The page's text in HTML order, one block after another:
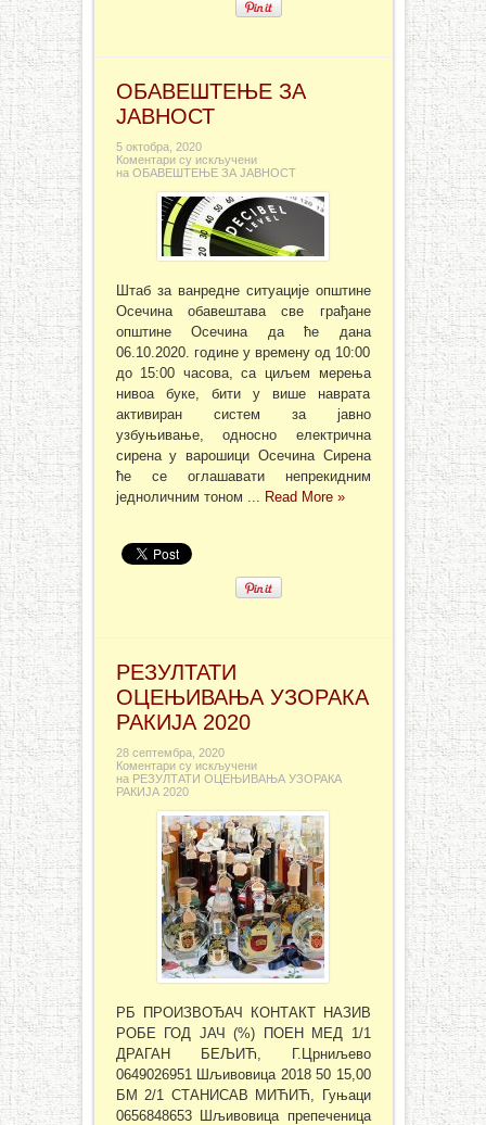
ОБАВЕШТЕЊЕ ЗА
ЈАВНОСТ
5 октобра, 2020
Коментари су искључени
на ОБАВЕШТЕЊЕ ЗА ЈАВНОСТ
Штаб за ванредне ситуације општине
Осечина обавештава све грађане
општине Осечина да ће дана
06.10.2020. године у времену од 10:00
до 15:00 часова, са циљем мерења
нивоа буке, бити у више наврата
активиран систем за јавно
узбуњивање, односно електрична
сирена у варошици Осечина Сирена
ће се оглашавати непрекидним
једноличним тоном ... Read More »
РЕЗУЛТАТИ
ОЦЕЊИВАЊА УЗОРАКА
РАКИЈА 2020
28 септембра, 2020
Коментари су искључени
на РЕЗУЛТАТИ ОЦЕЊИВАЊА УЗОРАКА
РАКИЈА 2020
РБ ПРОИЗВОЂАЧ КОНТАКТ НАЗИВ
РОБЕ ГОД ЈАЧ (%) ПОЕН МЕД 1/1
ДРАГАН БЕЉИЋ, Г.Црниљево
0649026951 Шљивовица 2018 50 15,00
БМ 2/1 СТАНИСАВ МИЋИЋ, Гуњаци
0656848653 Шљивовица препеченица